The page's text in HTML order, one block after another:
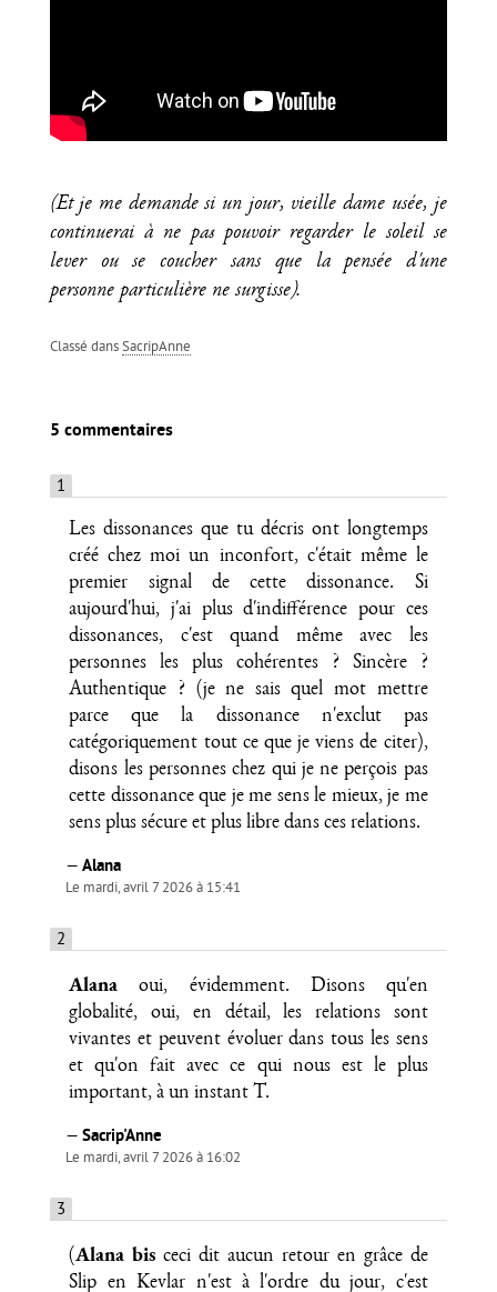
(Et je me demande si un jour, vieille dame usée, je
continuerai à ne pas pouvoir regarder le soleil se
lever ou se coucher sans que la pensée d'une
personne particulière ne surgisse).
Classé dansSacripAnne
5 commentaires
1
Les dissonances que tu décris ont longtemps
créé chez moi un inconfort, c'était même le
premier signal de cette dissonance. Si
aujourd'hui, j'ai plus d'indifférence pour ces
dissonances, c'est quand même avec les
personnes les plus cohérentes ? Sincère ?
Authentique ? (je ne sais quel mot mettre
parce que la dissonance n'exclut pas
catégoriquement tout ce que je viens de citer),
disons les personnes chez qui je ne perçois pas
cette dissonance que je me sens le mieux, je me
sens plus sécure et plus libre dans ces relations.
—Alana
Le mardi, avril 7 2026 à 15:41
2
Alana oui, évidemment. Disons qu'en
globalité, oui, en détail, les relations sont
vivantes et peuvent évoluer dans tous les sens
et qu'on fait avec ce qui nous est le plus
important, à un instant T.
—Sacrip'Anne
Le mardi, avril 7 2026 à 16:02
3
(Alana bis ceci dit aucun retour en grâce de
Slip en Kevlar n'est à l'ordre du jour, c'est